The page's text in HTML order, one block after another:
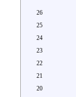
26
25
24
23
22
21
20